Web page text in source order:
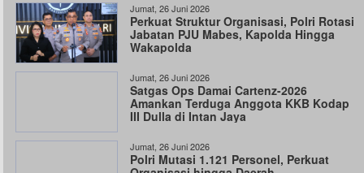
Jumat, 26 Juni 2026
Perkuat Struktur Organisasi, Polri Rotasi
Jabatan PJU Mabes, Kapolda Hingga
Wakapolda
Jumat, 26 Juni 2026
Satgas Ops Damai Cartenz-2026
Amankan Terduga Anggota KKB Kodap
III Dulla di Intan Jaya
Jumat, 26 Juni 2026
Polri Mutasi 1.121 Personel, Perkuat